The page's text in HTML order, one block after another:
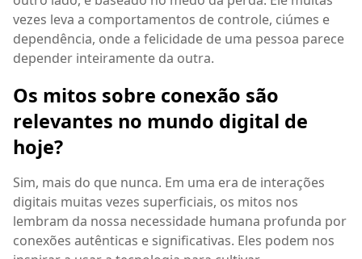
vezes leva a comportamentos de controle, ciúmes e
dependência, onde a felicidade de uma pessoa parece
depender inteiramente da outra.
Os mitos sobre conexão são
relevantes no mundo digital de
hoje?
Sim, mais do que nunca. Em uma era de interações
digitais muitas vezes superficiais, os mitos nos
lembram da nossa necessidade humana profunda por
conexões autênticas e significativas. Eles podem nos